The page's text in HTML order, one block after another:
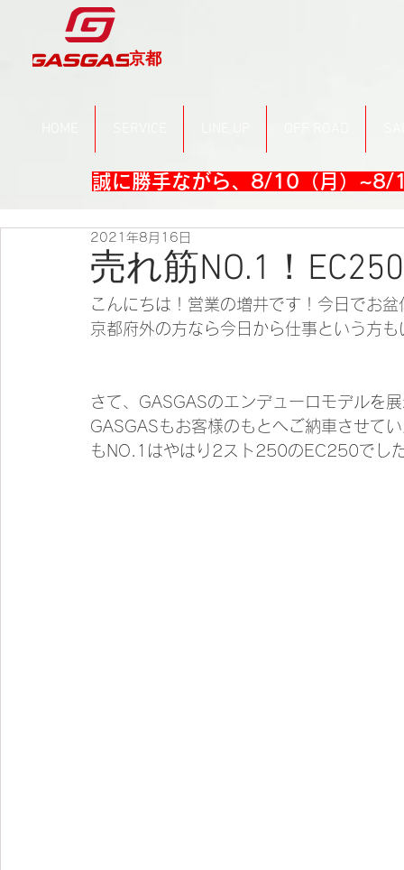
京都
誠に勝手ながら、8/10（月）~8/
売れ筋NO.1！EC250
2021年8月16日
こんにちは！営業の増井です！今日でお
京都府外の方なら今日から仕事という方
さて、GASGASのエンデューロモデルを
GASGASもお客様のもとへご納車させて
もNO.1はやはり2スト250のEC250でし